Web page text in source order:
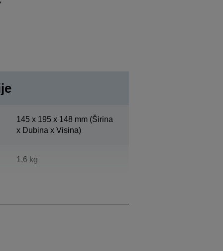
145‎ x 195 x 148 mm (Širina
x Dubina x Visina)
1,6 kg